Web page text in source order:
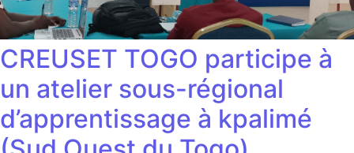
CREUSET TOGO participe à
un atelier sous-régional
d’apprentissage à kpalimé